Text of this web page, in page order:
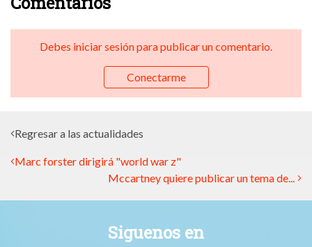
Debes iniciar sesión para publicar un comentario.
Conectarme
Regresar a las actualidades
Marc forster dirigirá "world war z"
Mccartney quiere publicar un tema de...
Siguenos en